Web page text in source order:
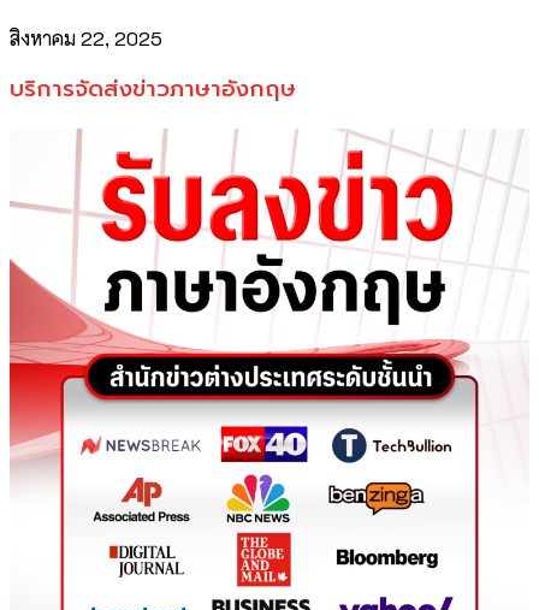
สิงหาคม 22, 2025
บริการจัดส่งข่าวภาษาอังกฤษ